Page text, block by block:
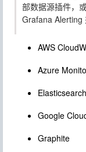
部数据源插件，
Grafana Alerting
AWS
Azure
Elasticsearch
Google
Graphite